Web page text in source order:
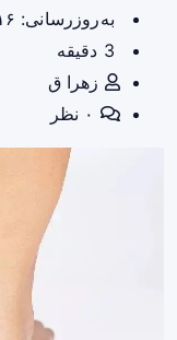
به‌روزرسانی: ۱۴۰۵/۰۳/۱۶
زهرا ق